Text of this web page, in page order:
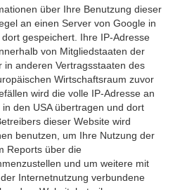
über Ihre Benutzung dieser
an einen Server von Google in
gespeichert. Ihre IP-Adresse
von Mitgliedstaaten der
in anderen Vertragsstaaten des
Wirtschaftsraum zuvor
wird die volle IP-Adresse an
den USA übertragen und dort
dieser Website wird
benutzen, um Ihre Nutzung der
Reports über die
und um weitere mit
Internetnutzung verbundene